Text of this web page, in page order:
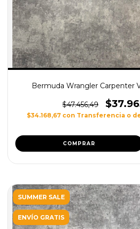
Bermuda Wrangler Carpenter
$47.456,49
$34.168,67 con Transferencia o
SUMMER SALE
ENVÍO GRATIS